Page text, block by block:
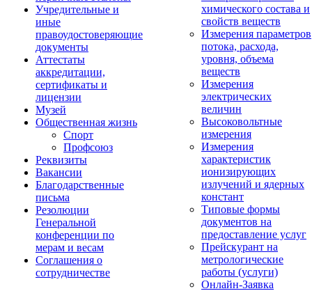
Учредительные и
иные
правоудостоверяющие
документы
Аттестаты
аккредитации,
сертификаты и
лицензии
Музей
Общественная жизнь
Спорт
Профсоюз
Реквизиты
Вакансии
Благодарственные
письма
Резолюции
Генеральной
конференции по
мерам и весам
Соглашения о
сотрудничестве
химического состава и
свойств веществ
Измерения параметров
потока, расхода,
уровня, объема
веществ
Измерения
электрических
величин
Высоковольтные
измерения
Измерения
характеристик
ионизирующих
излучений и ядерных
констант
Типовые формы
документов на
предоставление услуг
Прейскурант на
метрологические
работы (услуги)
Онлайн-Заявка